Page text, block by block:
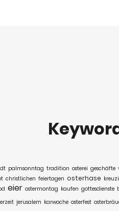
palmsonntag tradition osterei geschäfte
christlichen feiertagen osterhase
eier ostermontag kaufen gottesdienste
jerusalem karwoche osterfest